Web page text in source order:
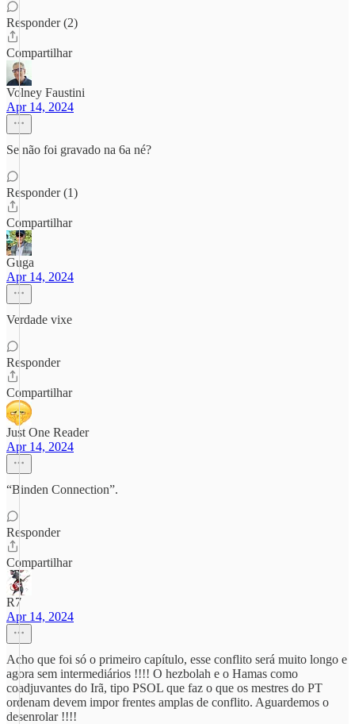
Responder (2)
Compartilhar
Volney Faustini
Apr 14, 2024
Se não foi gravado na 6a né?
Responder (1)
Compartilhar
Guga
Apr 14, 2024
Verdade vixe
Responder
Compartilhar
Just One Reader
Apr 14, 2024
“Binden Connection”.
Responder
Compartilhar
R7
Apr 14, 2024
Acho que foi só o primeiro capítulo, esse conflito será muito longo e
agora sem intermediários !!!! O hezbolah e o Hamas como
coadjuvantes do Irã, tipo PSOL que faz o que os mestres do PT
ordenam devem impor frentes amplas de conflito. Aguardemos o
desenrolar !!!!